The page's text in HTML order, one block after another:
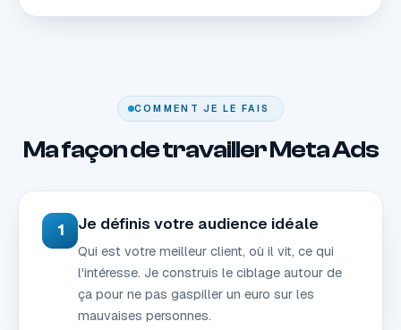
COMMENT JE LE FAIS
Ma façon de travailler Meta Ads
1 Je définis votre audience idéale
Qui est votre meilleur client, où il vit, ce qui
l'intéresse. Je construis le ciblage autour de
ça pour ne pas gaspiller un euro sur les
mauvaises personnes.